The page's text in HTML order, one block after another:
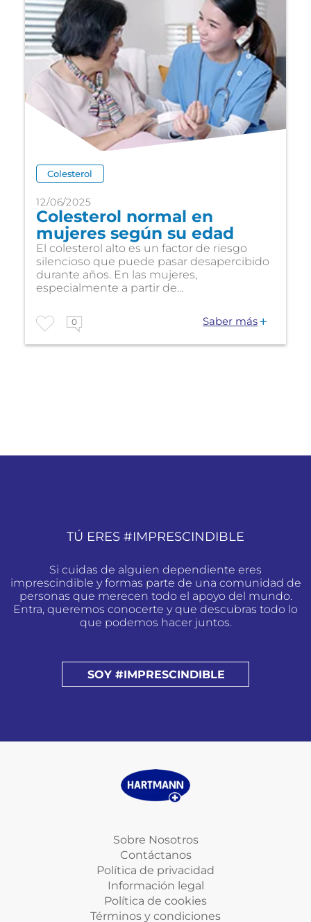
Colesterol
12/06/2025
Colesterol normal en
mujeres según su edad
El colesterol alto es un factor de riesgo
silencioso que puede pasar desapercibido
durante años. En las mujeres,
especialmente a partir de...
0 Saber más
TÚ ERES #IMPRESCINDIBLE
Si cuidas de alguien dependiente eres
imprescindible y formas parte de una comunidad de
personas que merecen todo el apoyo del mundo.
Entra, queremos conocerte y que descubras todo lo
que podemos hacer juntos.
SOY #IMPRESCINDIBLE
Sobre Nosotros
Contáctanos
Política de privacidad
Información legal
Política de cookies
Términos y condiciones